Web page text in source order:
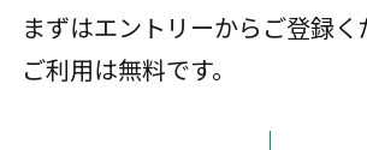
まずはエントリーからご登録く
ご利用は無料です。